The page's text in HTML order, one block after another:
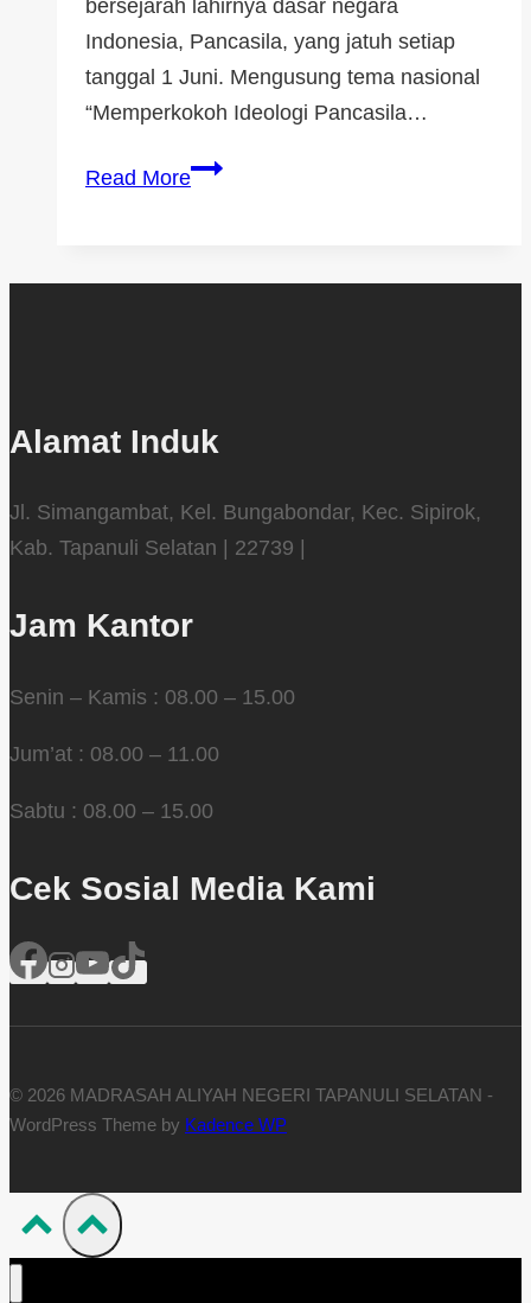
bersejarah lahirnya dasar negara
Indonesia, Pancasila, yang jatuh setiap
tanggal 1 Juni. Mengusung tema nasional
“Memperkokoh Ideologi Pancasila…
Read More
Alamat Induk
Jl. Simangambat, Kel. Bungabondar, Kec. Sipirok,
Kab. Tapanuli Selatan | 22739 |
Jam Kantor
Senin – Kamis : 08.00 – 15.00
Jum’at : 08.00 – 11.00
Sabtu : 08.00 – 15.00
Cek Sosial Media Kami
© 2026 MADRASAH ALIYAH NEGERI TAPANULI SELATAN -
WordPress Theme by Kadence WP